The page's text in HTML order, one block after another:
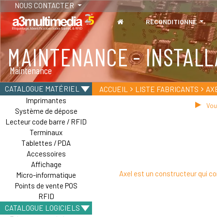
NOUS CONTACTER
RECONDITIONNÉ
MAINTENANCE -
Maintenance
TABLETTES
Tablettes durcies - Étanches - Résistantes
CATALOGUE MATÉRIEL
Imprimantes
Système de dépose
Lecteur code barre / RFID
Terminaux
Tablettes / PDA
Accessoires
Affichage
Micro-informatique
Points de vente POS
RFID
CATALOGUE LOGICIELS
ACCUEIL LISTE FABRICANTS
Axel est un constructeur qui